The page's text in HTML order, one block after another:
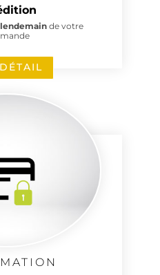
lendemainde votre